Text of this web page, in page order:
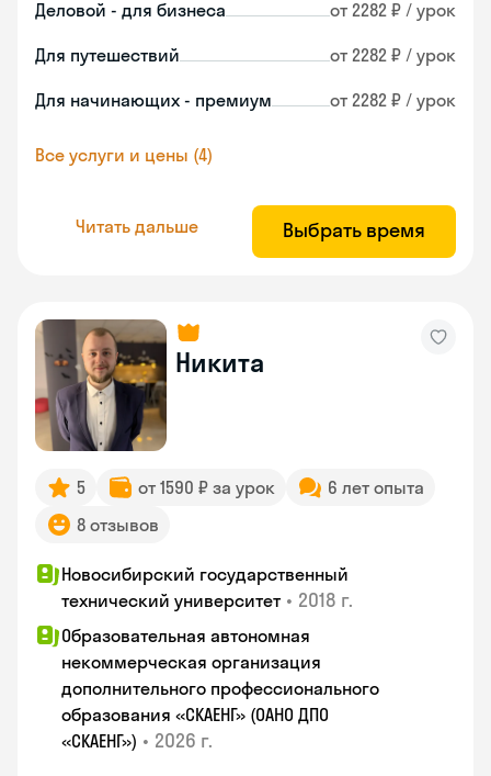
Деловой - для бизнеса от 2282 ₽ / урок
Для путешествий от 2282 ₽ / урок
Для начинающих - премиум от 2282 ₽ / урок
Все услуги и цены (4)
Читать дальше Выбрать время
Никита
5 от 1590 ₽ за урок
6 лет опыта
8 отзывов
Новосибирский государственный
технический университет • 2018 г.
Образовательная автономная
некоммерческая организация
дополнительного профессионального
образования «СКАЕНГ» (ОАНО ДПО
«СКАЕНГ») • 2026 г.